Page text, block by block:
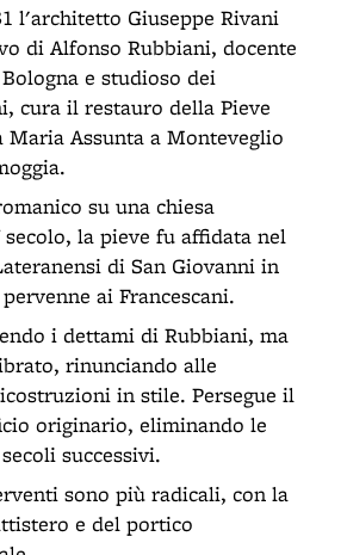
l'architetto Giuseppe Rivani
di Alfonso Rubbiani, docente
e studioso dei
cura il restauro della Pieve
Maria Assunta a Monteveglio
su una chiesa
la pieve fu affidata nel
di San Giovanni in
ai Francescani.
i dettami di Rubbiani, ma
rinunciando alle
in stile. Persegue il
originario, eliminando le
successivi.
sono più radicali, con la
e del portico